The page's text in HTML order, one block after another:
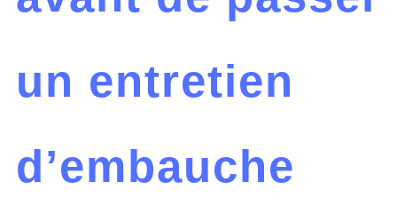
un entretien
d’embauche